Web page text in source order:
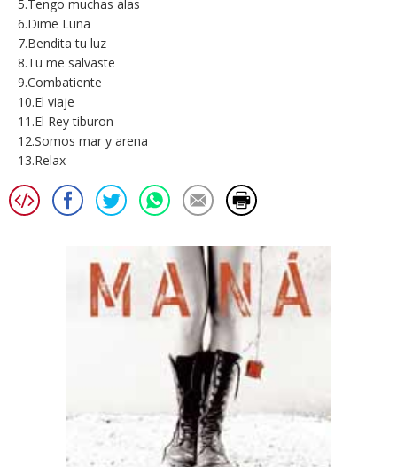
5.Tengo muchas alas
6.Dime Luna
7.Bendita tu luz
8.Tu me salvaste
9.Combatiente
10.El viaje
11.El Rey tiburon
12.Somos mar y arena
13.Relax